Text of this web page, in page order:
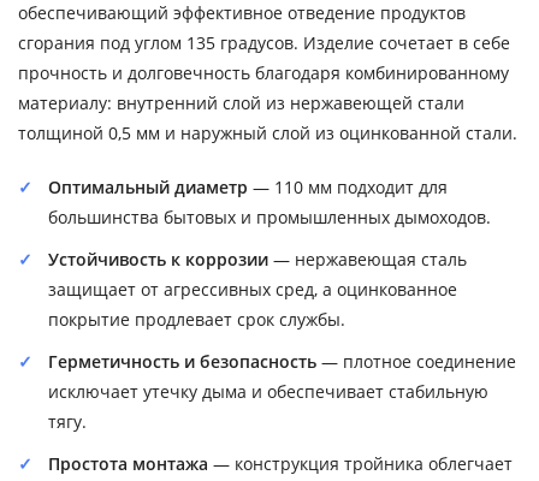
обеспечивающий эффективное отведение продуктов
сгорания под углом 135 градусов. Изделие сочетает в себе
прочность и долговечность благодаря комбинированному
материалу: внутренний слой из нержавеющей стали
толщиной 0,5 мм и наружный слой из оцинкованной стали.
Оптимальный диаметр — 110 мм подходит для
большинства бытовых и промышленных дымоходов.
Устойчивость к коррозии — нержавеющая сталь
защищает от агрессивных сред, а оцинкованное
покрытие продлевает срок службы.
Герметичность и безопасность — плотное соединение
исключает утечку дыма и обеспечивает стабильную
тягу.
Простота монтажа — конструкция тройника облегчает